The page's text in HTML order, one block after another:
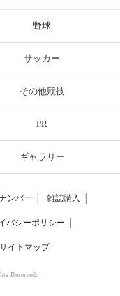
野球
サッカー
その他競技
PR
ギャラリー
ンバー 雑誌購入
バシーポリシー
サイトマップ
Reserved.